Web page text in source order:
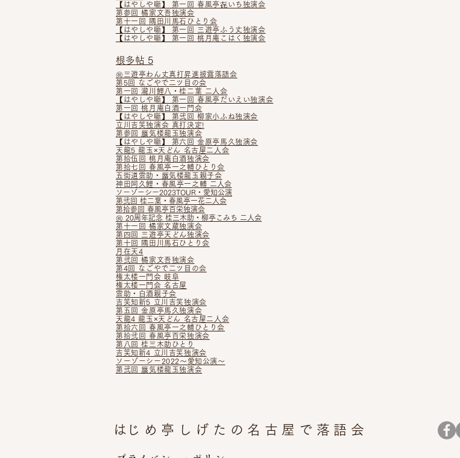
【はやしや噺】 第一回 春風亭㐂いち独演会
第参回 橘家文吾独演会
第十一回 隅田川馬石ひとり会
【はやしや噺】 第一回 三遊亭ふう丈独演会
【はやしや噺】 第一回 桃月庵こはく独演会
根多帖 5
㊗三遊亭わん丈真打昇進披露落語会
第5回 なごやで二ツ目の会
第一回 瀧川鯉八・桂二葉 二人会
【はやしや噺】 第一回 春風亭だいえい独演会
第一回 桃月庵白酒一門会
【はやしや噺】 第弐回 柳家小ふね独演会
立川吉笑独演会 真打決定!
第参回 蜃気楼龍玉独演会
【はやしや噺】 第六回 金原亭馬久独演会
天龍5 龍玉×天どん 名古屋二人会
第拾伍回 桃月庵白酒独演会
第拾七回 春風亭一之輔ひとり会
五街道雲助・蜃気楼龍玉親子会
神田阿久鯉・春風亭一之輔 二 人会
ソ ーゾーシー2023TOUR・愛知公演
第弐回 桂二葉・春風亭一花二人会
第拾参回 春風亭百栄独演会
㊗ 20周年記念 桂三木助・柳亭こみち 二人会
第十一回 橘家文蔵独演会
第四回 三遊亭天どん独演会
第十回 隅田川馬石ひ とり会
月在天4
第弐回 橘家文吾独演会
第4回 なごやで二ツ目の会
権太楼一門会 岐阜
権太楼一門会 名古屋
雲助・白酒親子会
吉笑知新5 立川吉笑独演会
第五回 金原亭馬久独演会
天龍4 龍玉×天どん 名古屋二人会
第拾六回 春風亭一之輔ひとり会
第拾弐回 春風亭百栄独演会
第八回 桂三木助ひとり
吉笑知新4 立川吉笑独演会
ソーゾーシー2022～愛知公演～
第弐回 蜃気楼龍玉独演会
​はじめ亭しげたの名古屋で落語 会